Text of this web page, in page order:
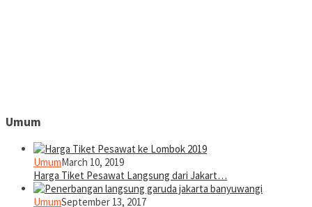
Umum
UmumMarch 10, 2019
Harga Tiket Pesawat Langsung dari Jakart…
UmumSeptember 13, 2017